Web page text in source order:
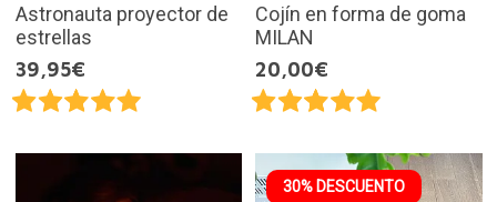
Astronauta proyector de
estrellas
39,95€
Cojín en forma de goma
MILAN
20,00€
30% DESCUENTO